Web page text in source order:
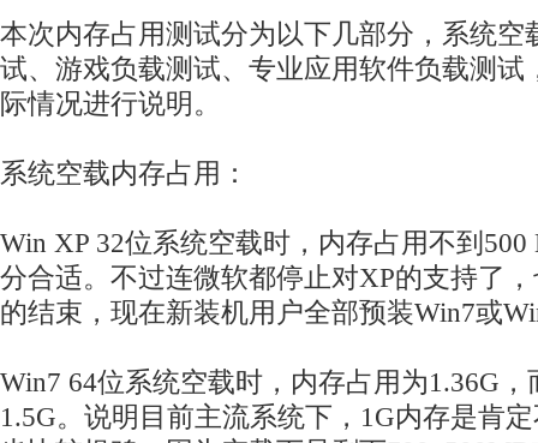
本次内存占用测试分为以下几部分，系统空
试、游戏负载测试、专业应用软件负载测试
际情况进行说明。
系统空载内存占用：
Win XP 32位系统空载时，内存占用不到
分合适。不过连微软都停止对XP的支持了
的结束，现在新装机用户全部预装Win7或
Win7 64位系统空载时，内存占用为1.36G，
1.5G。说明目前主流系统下，1G内存是肯